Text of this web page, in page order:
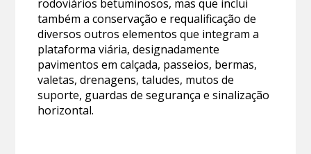
rodoviários betuminosos, mas que inclui
também a conservação e requalificação de
diversos outros elementos que integram a
plataforma viária, designadamente
pavimentos em calçada, passeios, bermas,
valetas, drenagens, taludes, mutos de
suporte, guardas de segurança e sinalização
horizontal.